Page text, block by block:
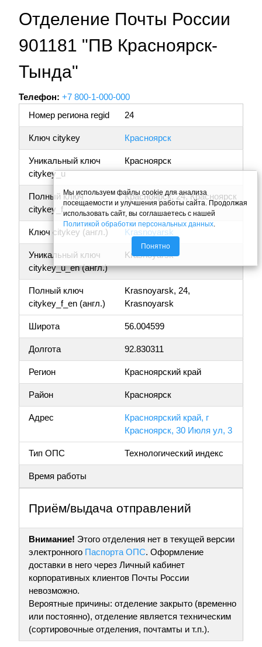
Отделение Почты России
901181 "ПВ Красноярск-
Тында"
Телефон: +7 800-1-000-000
Номер региона regid
24
Ключ citykey Красноярск
Уникальный ключ
citykey_u
Красноярск
Полный ключ
citykey_f
Красноярск, 24, Красноярск
Ключ citykey (англ.) Krasnoyarsk
Уникальный ключ
citykey_u_en (англ.)
Krasnoyarsk
Полный ключ
citykey_f_en (англ.)
Krasnoyarsk, 24,
Krasnoyarsk
Широта 56.004599
Долгота 92.830311
Регион Красноярский край
Район Красноярск
Адрес
Красноярский край, г
Красноярск, 30 Июля ул, 3
Тип ОПС Технологический индекс
Время работы
Приём/выдача отправлений
Внимание! Этого отделения нет в текущей версии
электронного Паспорта ОПС. Оформление
доставки в него через Личный кабинет
корпоративных клиентов Почты России
невозможно.
Вероятные причины: отделение закрыто (временно
или постоянно), отделение является техническим
(сортировочные отделения, почтамты и т.п.).
Мы используем файлы cookie для анализа
посещаемости и улучшения работы сайта. Продолжая
использовать сайт, вы соглашаетесь с нашей
Политикой обработки персональных данных.
Понятно